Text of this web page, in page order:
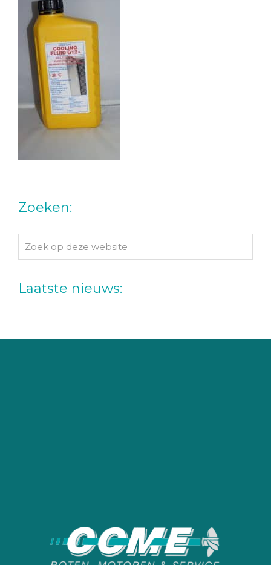
Zoeken:
Zoek
op
website
Laatste nieuws: